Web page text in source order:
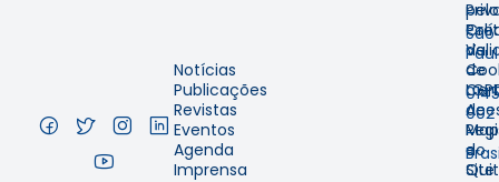
Notícias
Publicações
Revistas
Eventos
Agenda
Imprensa
pelo
de
de
e
de
do
Site
–
São
–
002
–